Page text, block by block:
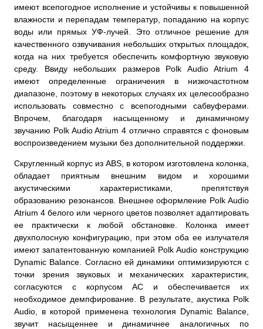
имеют всепогодное исполнение и устойчивы к повышенной
влажности и перепадам температур, попаданию на корпус
воды или прямых УФ-лучей. Это отличное решение для
качественного озвучивания небольших открытых площадок,
когда на них требуется обеспечить комфортную звуковую
среду. Ввиду небольших размеров Polk Audio Atrium 4
имеют определенные ограничения в низкочастотном
диапазоне, поэтому в некоторых случаях их целесообразно
использовать совместно с всепогодными сабвуферами.
Впрочем, благодаря насыщенному и динамичному
звучанию Polk Audio Atrium 4 отлично справятся с фоновым
воспроизведением музыки без дополнительной поддержки.
Скругленный корпус из ABS, в котором изготовлена колонка,
обладает приятным внешним видом и хорошими
акустическими характеристиками, препятствуя
образованию резонансов. Внешнее оформление Polk Audio
Atrium 4 белого или черного цветов позволяет адаптировать
ее практически к любой обстановке. Колонка имеет
двухполосную конфигурацию, при этом оба ее излучателя
имеют запатентованную компанией Polk Audio конструкцию
Dynamic Balance. Согласно ей динамики оптимизируются с
точки зрения звуковых и механических характеристик,
согласуются с корпусом АС и обеспечивается их
необходимое демпфирование. В результате, акустика Polk
Audio, в которой применена технология Dynamic Balance,
звучит насыщеннее и динамичнее аналогичных по